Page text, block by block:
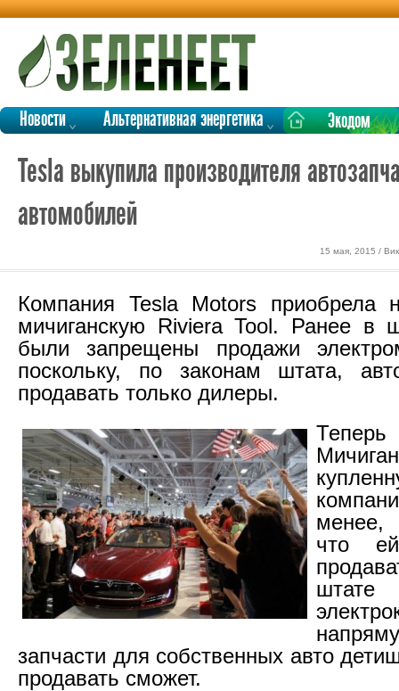
Новости Альтернативная энергетика Экодом
Tesla выкупила производителя
автомобилей
15 мая, 2015 /
Компания Tesla Motors приобрела
мичиганскую Riviera Tool. Ранее в
были запрещены продажи
поскольку, по законам штата,
продавать только дилеры.
менее,
что
запчасти для собственных авто
продавать сможет.